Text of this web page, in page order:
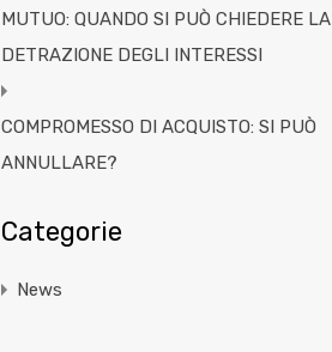
MUTUO: QUANDO SI PUÒ CHIEDERE LA
DETRAZIONE DEGLI INTERESSI
COMPROMESSO DI ACQUISTO: SI PUÒ
ANNULLARE?
Categorie
News